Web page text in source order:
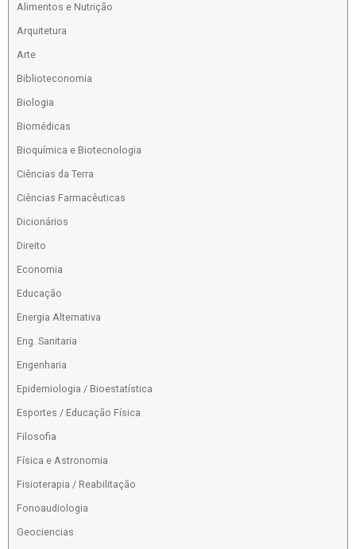
Alimentos e Nutrição
Arquitetura
Arte
Biblioteconomia
Biologia
Biomédicas
Bioquímica e Biotecnologia
Ciências da Terra
Ciências Farmacêuticas
Dicionários
Direito
Economia
Educação
Energia Alternativa
Eng. Sanitaria
Engenharia
Epidemiologia / Bioestatística
Esportes / Educação Física
Filosofia
Física e Astronomia
Fisioterapia / Reabilitação
Fonoaudiologia
Geociencias